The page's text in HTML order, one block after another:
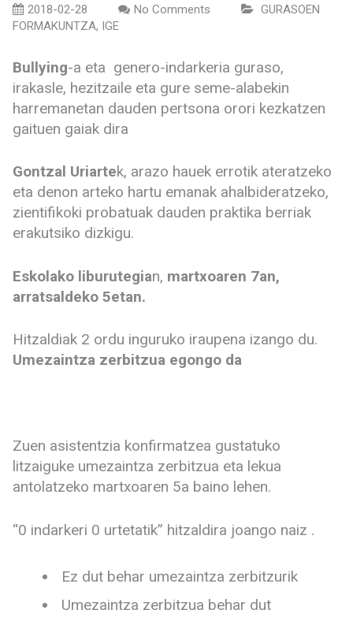
2018-02-28 No Comments
GURASOEN
FORMAKUNTZA, IGE
Bullying-a eta genero-indarkeria guraso,
irakasle, hezitzaile eta gure seme-alabekin
harremanetan dauden pertsona orori kezkatzen
gaituen gaiak dira
Gontzal Uriartek, arazo hauek errotik ateratzeko
eta denon arteko hartu emanak ahalbideratzeko,
zientifikoki probatuak dauden praktika berriak
erakutsiko dizkigu.
Eskolako liburutegian, martxoaren 7an,
arratsaldeko 5etan.
Hitzaldiak 2 ordu inguruko iraupena izango du.
Umezaintza zerbitzua egongo da
Zuen asistentzia konfirmatzea gustatuko
litzaiguke umezaintza zerbitzua eta lekua
antolatzeko martxoaren 5a baino lehen.
“0 indarkeri 0 urtetatik” hitzaldira joango naiz .
Ez dut behar umezaintza zerbitzurik
Umezaintza zerbitzua behar dut